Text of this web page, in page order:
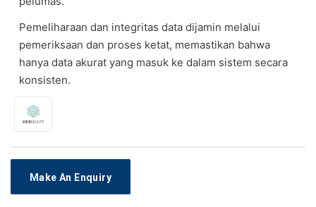
Pemeliharaan dan integritas data dijamin melalui
pemeriksaan dan proses ketat, memastikan bahwa
hanya data akurat yang masuk ke dalam sistem secara
konsisten.
Make An Enquiry